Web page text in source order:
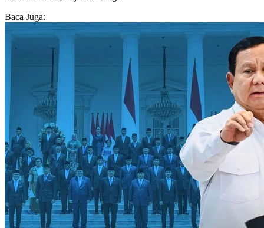
Baca Juga: